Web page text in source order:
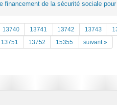
financement de la sécurité sociale pour
13740 13741 13742 13743
13751 13752 15355 suivant »